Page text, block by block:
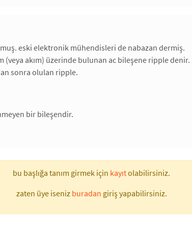
eski elektronik mühendisleri de nabazan dermiş.
(veya akım) üzerinde bulunan ac bileşene ripple denir.
sonra olulan ripple.
bir bileşendir.
bu başlığa tanım girmek için kayıtolabilirsiniz.
zaten üye iseniz buradan giriş yapabilirsiniz.